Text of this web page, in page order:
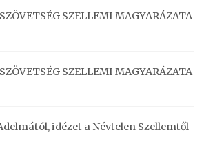
SZELLEMI MAGYARÁZATA
SZELLEMI MAGYARÁZATA
idézet a Névtelen Szellemtől